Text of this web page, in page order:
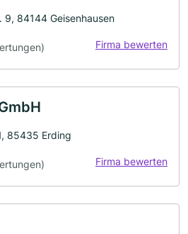
9, 84144 Geisenhausen
Firma bewerten
85435 Erding
Firma bewerten